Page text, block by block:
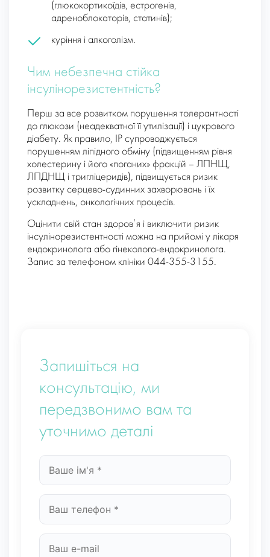
(глюкокортикоїдів, естрогенів,
адреноблокаторів, статинів);
куріння і алкоголізм.
Чим небезпечна стійка
інсулінорезистентність?
Перш за все розвитком порушення толерантності
до глюкози (неадекватної її утилізації) і цукрового
діабету. Як правило, ІР супроводжується
порушенням ліпідного обміну (підвищенням рівня
холестерину і його «поганих» фракцій – ЛПНЩ,
ЛПДНЩ і тригліцеридів), підвищується ризик
розвитку серцево-судинних захворювань і їх
ускладнень, онкологічних процесів.
Оцінити свій стан здоров’я і виключити ризик
інсулінорезистентності можна на прийомі у лікаря
ендокринолога або гінеколога-ендокринолога.
Запис за телефоном клініки 044-355-3155.
Запишіться на
консультацію, ми
передзвонимо вам та
уточнимо деталі